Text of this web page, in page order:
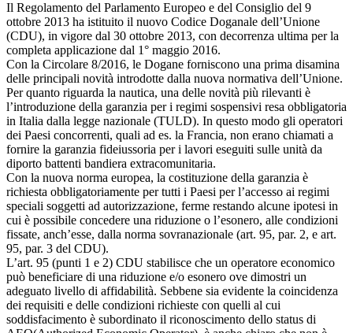
Il Regolamento del Parlamento Europeo e del Consiglio del 9
ottobre 2013 ha istituito il nuovo Codice Doganale dell’Unione
(CDU), in vigore dal 30 ottobre 2013, con decorrenza ultima per la
completa applicazione dal 1° maggio 2016.
Con la Circolare 8/2016, le Dogane forniscono una prima disamina
delle principali novità introdotte dalla nuova normativa dell’Unione.
Per quanto riguarda la nautica, una delle novità più rilevanti è
l’introduzione della garanzia per i regimi sospensivi resa obbligatoria
in Italia dalla legge nazionale (TULD). In questo modo gli operatori
dei Paesi concorrenti, quali ad es. la Francia, non erano chiamati a
fornire la garanzia fideiussoria per i lavori eseguiti sulle unità da
diporto battenti bandiera extracomunitaria.
Con la nuova norma europea, la costituzione della garanzia è
richiesta obbligatoriamente per tutti i Paesi per l’accesso ai regimi
speciali soggetti ad autorizzazione, ferme restando alcune ipotesi in
cui è possibile concedere una riduzione o l’esonero, alle condizioni
fissate, anch’esse, dalla norma sovranazionale (art. 95, par. 2, e art.
95, par. 3 del CDU).
L’art. 95 (punti 1 e 2) CDU stabilisce che un operatore economico
può beneficiare di una riduzione e/o esonero ove dimostri un
adeguato livello di affidabilità. Sebbene sia evidente la coincidenza
dei requisiti e delle condizioni richieste con quelli al cui
soddisfacimento è subordinato il riconoscimento dello status di